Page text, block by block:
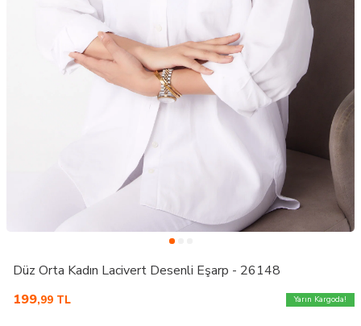
Düz Orta Kadın Lacivert Desenli Eşarp - 26148
199,99 TL Yarın Kargoda!